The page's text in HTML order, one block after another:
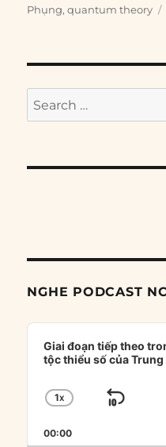
Phụng,quantum theory
Search
for:
NGHE PODCAST
Audio
Player
Giai đoạn tiếp theo
tộc thiểu số của Trung
CHANGE
RATE
1X
SKIP
00:00